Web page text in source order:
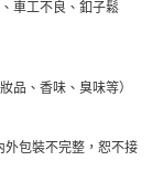
車工不良、釦子鬆
品、香味、臭味等）
外包裝不完整，恕不接